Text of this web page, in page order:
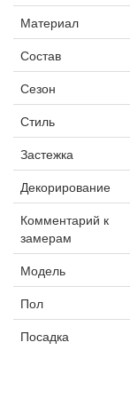
Материал
Состав
Сезон
Стиль
Застежка
Декорирование
Комментарий к
замерам
Модель
Пол
Посадка